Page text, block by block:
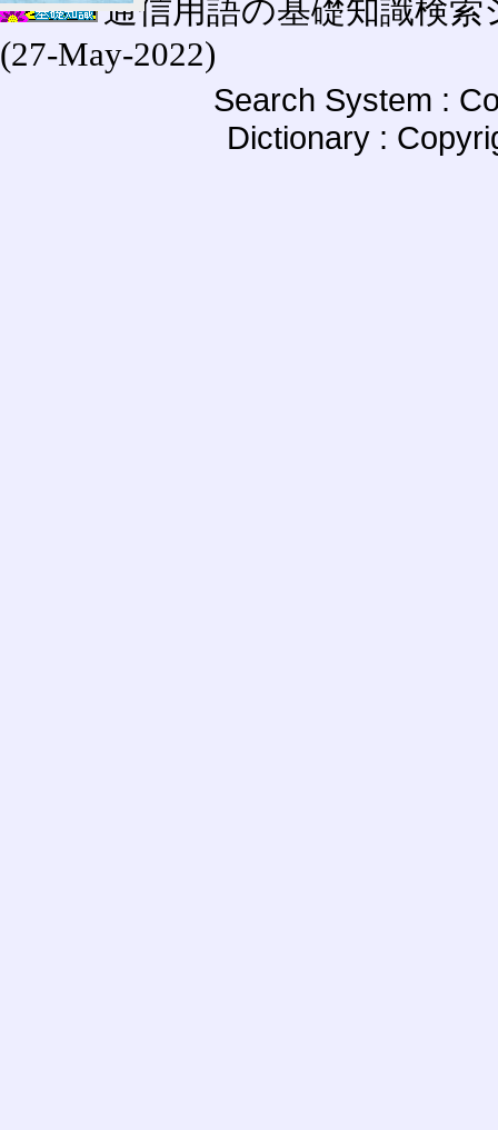
通信用語の基礎知識検索
(27-May-2022)
Search System :
Dictionary :